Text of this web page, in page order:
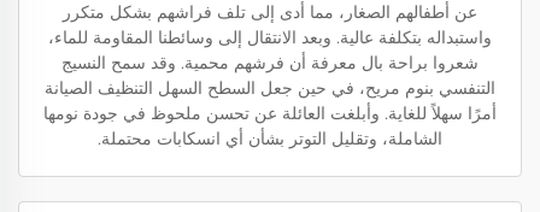
عن أطفالهم الصغار، مما أدى إلى تلف فراشهم بشكل متكرر
واستبداله بتكلفة عالية. وبعد الانتقال إلى وسائطنا المقاومة للماء،
شعروا براحة بال معرفة أن فرشهم محمية. وقد سمح النسيج
التنفسي بنوم مريح، في حين جعل السطح السهل التنظيف الصيانة
أمرًا سهلاً للغاية. وأبلغت العائلة عن تحسن ملحوظ في جودة نومها
الشاملة، وتقليل التوتر بشأن أي انسكابات محتملة.